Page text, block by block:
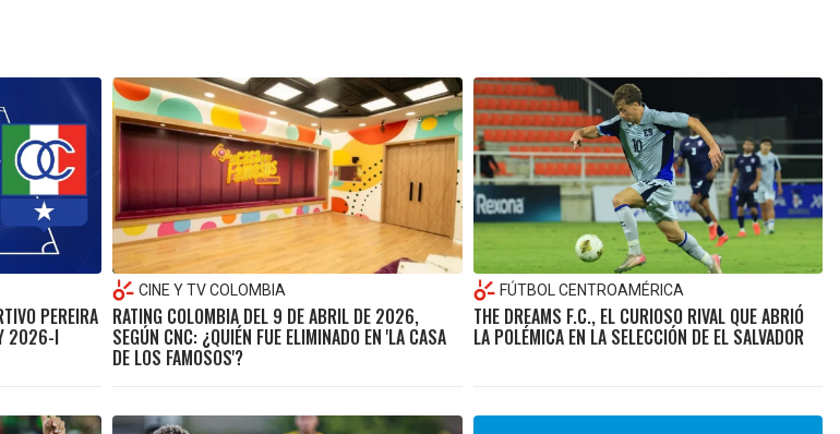
PEREIRA
2026-I
CINE Y TV COLOMBIA
RATING COLOMBIA DEL 9 DE ABRIL DE 2026,
SEGÚN CNC: ¿QUIÉN FUE ELIMINADO EN 'LA CASA
DE LOS FAMOSOS'?
FÚTBOL CENTROAMÉRICA
THE DREAMS F.C., EL CURIOSO RIVAL QUE ABRIÓ
LA POLÉMICA EN LA SELECCIÓN DE EL SALVADOR